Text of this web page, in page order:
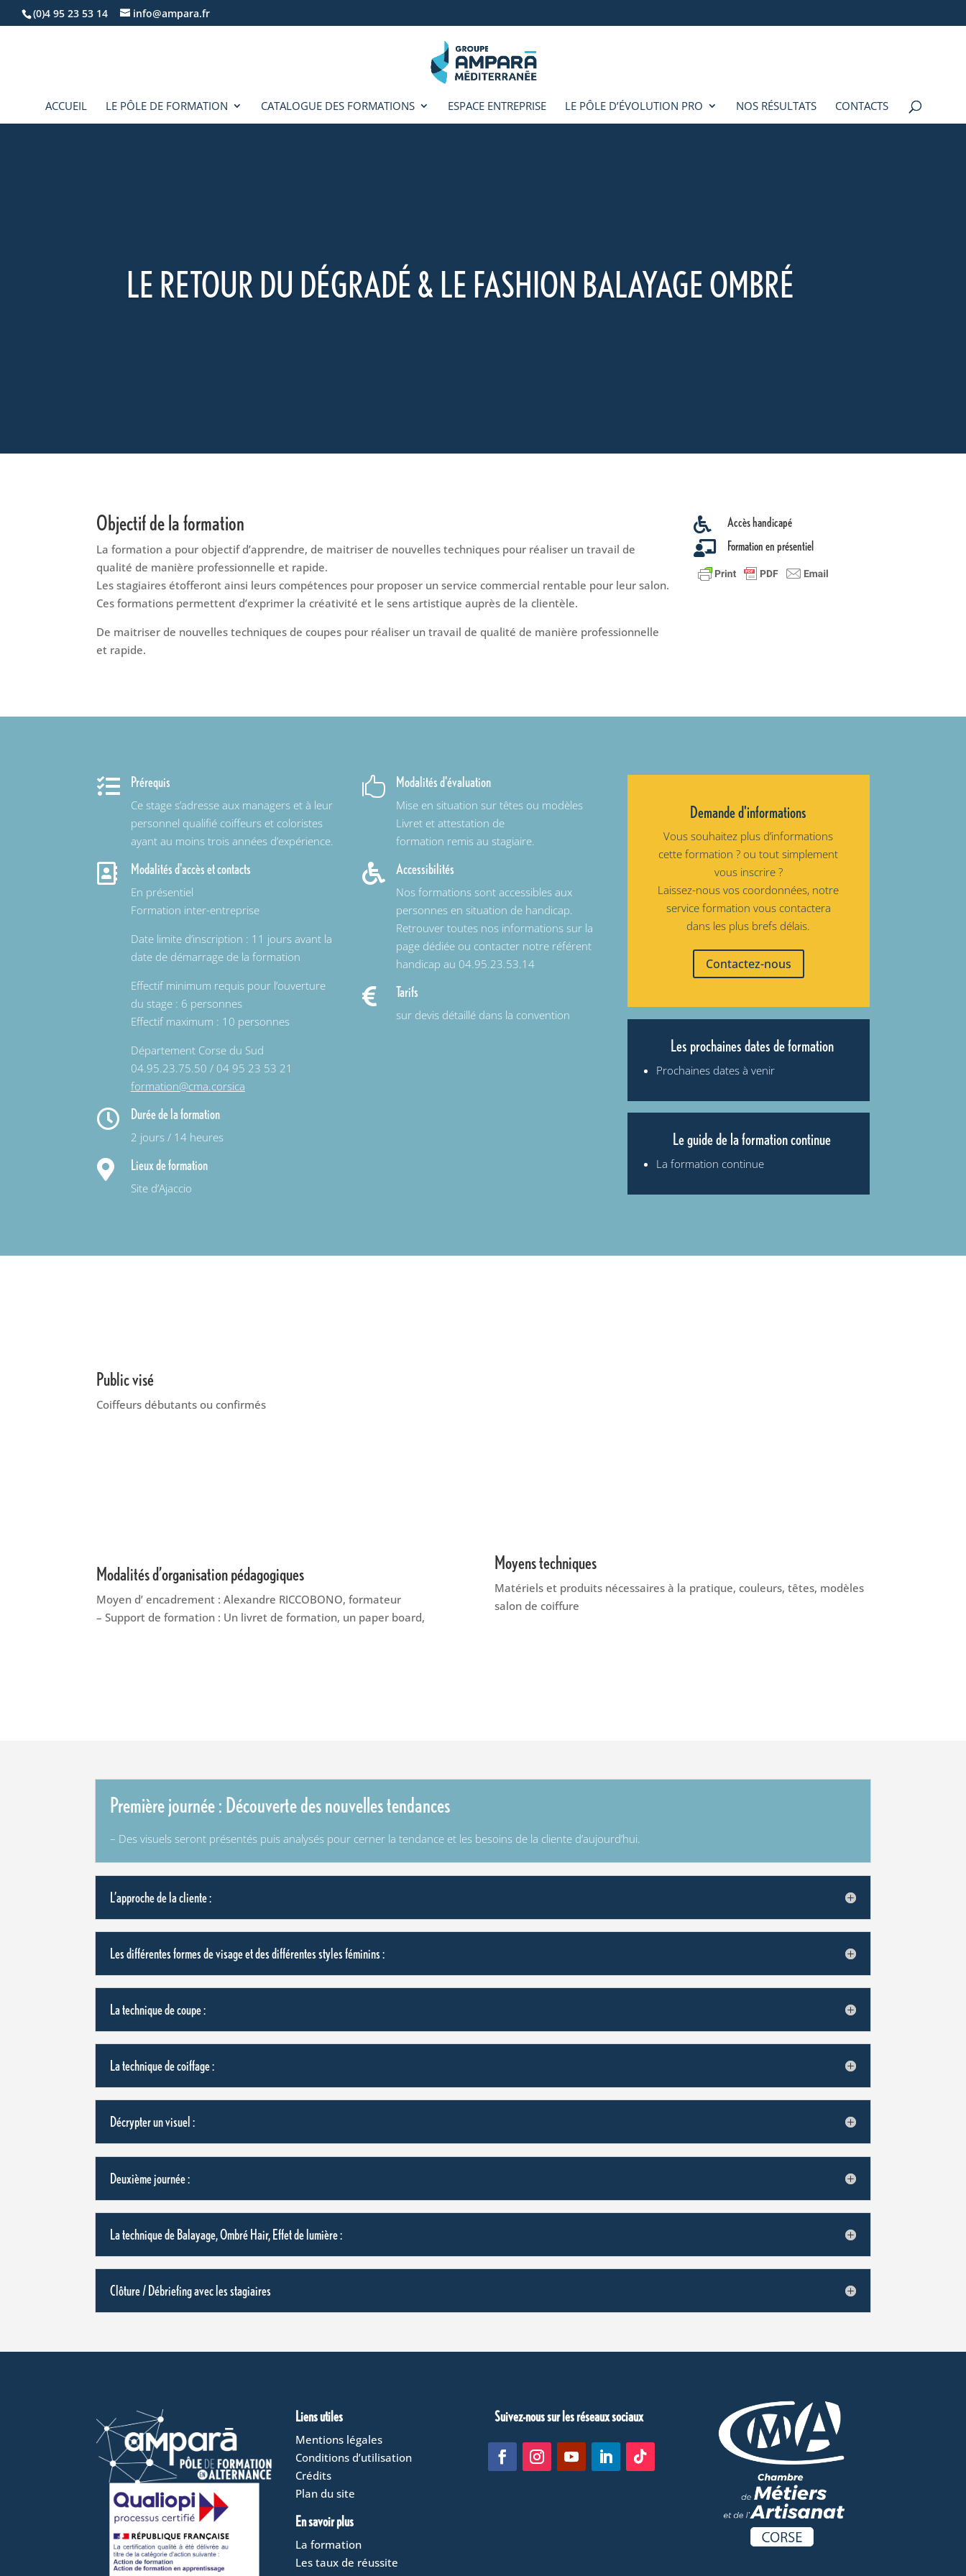
(0)4 95 23 53 14 info@ampara.fr
ACCUEIL LE PÔLE DE FORMATION CATALOGUE DES FORMATIONS ESPACE ENTREPRISE LE PÔLE D’ÉVOLUTION PRO NOS RÉSULTATS CONTACTS
LE RETOUR DU DÉGRADÉ & LE FASHION BALAYAGE OMBRÉ
Objectif de la formation
La formation a pour objectif d’apprendre, de maitriser de nouvelles techniques pour réaliser un travail de
qualité de manière professionnelle et rapide.
Les stagiaires étofferont ainsi leurs compétences pour proposer un service commercial rentable pour leur salon.
Ces formations permettent d’exprimer la créativité et le sens artistique auprès de la clientèle.
De maitriser de nouvelles techniques de coupes pour réaliser un travail de qualité de manière professionnelle
et rapide.
 Accès handicapé
 Formation en présentiel
 Prérequis
Ce stage s’adresse aux managers et à leur
personnel qualifié coiffeurs et coloristes
ayant au moins trois années d’expérience.
 Modalités d'accès et contacts
En présentiel
Formation inter-entreprise
Date limite d’inscription : 11 jours avant la
date de démarrage de la formation
Effectif minimum requis pour l’ouverture
du stage : 6 personnes
Effectif maximum : 10 personnes
Département Corse du Sud
04.95.23.75.50 / 04 95 23 53 21
formation@cma.corsica
 Durée de la formation
2 jours / 14 heures
 Lieux de formation
Site d’Ajaccio
 Modalités d'évaluation
Mise en situation sur têtes ou modèles
Livret et attestation de
formation remis au stagiaire.
 Accessibilités
Nos formations sont accessibles aux
personnes en situation de handicap.
Retrouver toutes nos informations sur la
page dédiée ou contacter notre référent
handicap au 04.95.23.53.14
 Tarifs
sur devis détaillé dans la convention
Demande d'informations
Vous souhaitez plus d’informations
cette formation ? ou tout simplement
vous inscrire ?
Laissez-nous vos coordonnées, notre
service formation vous contactera
dans les plus brefs délais.
Contactez-nous
Les prochaines dates de formation
Prochaines dates à venir
Le guide de la formation continue
La formation continue
Public visé
Coiffeurs débutants ou confirmés
Modalités d’organisation pédagogiques
Moyen d’ encadrement : Alexandre RICCOBONO, formateur
– Support de formation : Un livret de formation, un paper board,
Moyens techniques
Matériels et produits nécessaires à la pratique, couleurs, têtes, modèles
salon de coiffure
Première journée : Découverte des nouvelles tendances
– Des visuels seront présentés puis analysés pour cerner la tendance et les besoins de la cliente d’aujourd’hui.
L’approche de la cliente :
Les différentes formes de visage et des différentes styles féminins :
La technique de coupe :
La technique de coiffage :
Décrypter un visuel :
Deuxième journée :
La technique de Balayage, Ombré Hair, Effet de lumière :
Clôture / Débriefing avec les stagiaires
Liens utiles
Mentions légales
Conditions d’utilisation
Crédits
Plan du site
En savoir plus
La formation
Les taux de réussite
Suivez-nous sur les réseaux sociaux